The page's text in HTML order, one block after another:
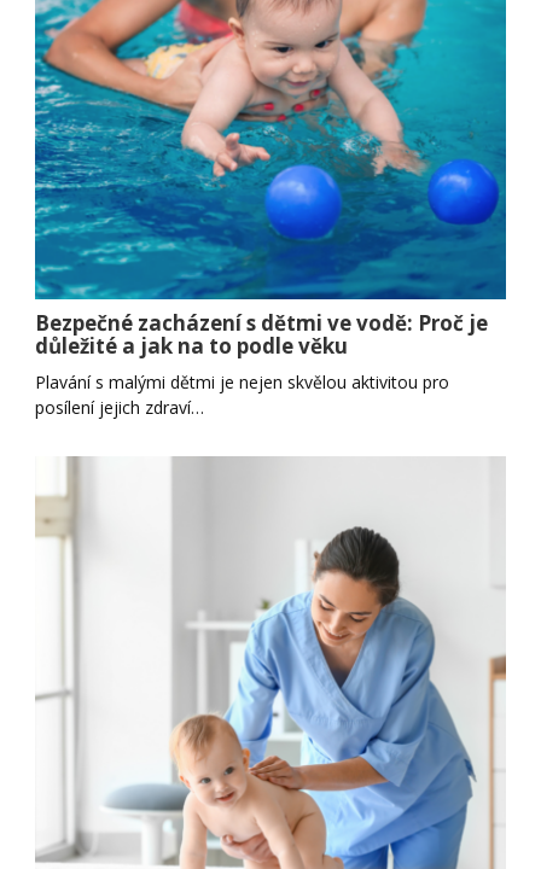
Bezpečné zacházení s dětmi ve vodě: Proč je
důležité a jak na to podle věku
Plavání s malými dětmi je nejen skvělou aktivitou pro
posílení jejich zdraví…